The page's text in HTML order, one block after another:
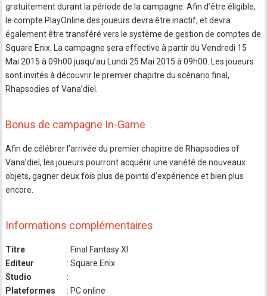
gratuitement durant la période de la campagne. Afin d’être éligible,
le compte PlayOnline des joueurs devra être inactif, et devra
également être transféré vers le système de gestion de comptes de
Square Enix. La campagne sera effective à partir du Vendredi 15
Mai 2015 à 09h00 jusqu’au Lundi 25 Mai 2015 à 09h00. Les joueurs
sont invités à découvrir le premier chapitre du scénario final,
Rhapsodies of Vana’diel.
Bonus de campagne In-Game
Afin de célébrer l’arrivée du premier chapitre de Rhapsodies of
Vana’diel, les joueurs pourront acquérir une variété de nouveaux
objets, gagner deux fois plus de points d’expérience et bien plus
encore.
Informations complémentaires
Titre
: Final Fantasy XI
Editeur
: Square Enix
Studio
:
Plateformes
: PC online